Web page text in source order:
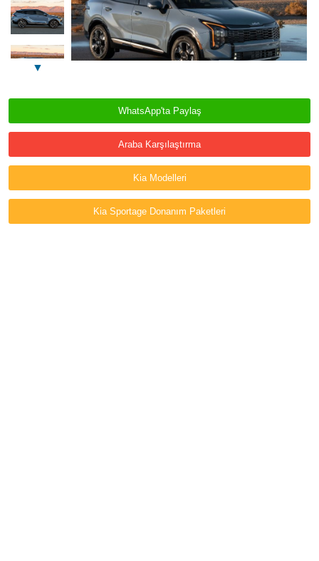
▼
WhatsApp'ta Paylaş
Araba Karşılaştırma
Kia Modelleri
Kia Sportage Donanım Paketleri